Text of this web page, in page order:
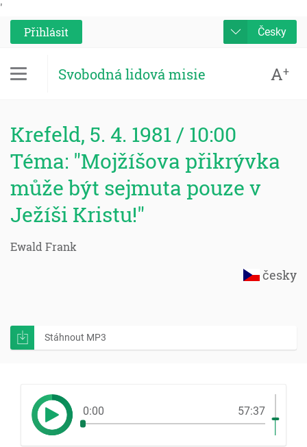
'
Přihlásit
Česky
Svobodná lidová misie A+
Krefeld, 5. 4. 1981 / 10:00
Téma: "Mojžíšova přikrývka
může být sejmuta pouze v
Ježíši Kristu!"
Ewald Frank
česky
Stáhnout MP3
0:00 57:37